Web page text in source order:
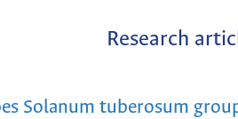
Research
Solanum tuberosum